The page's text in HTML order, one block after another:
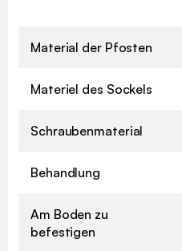
Material der Pfosten
Materiel des Sockels
Schraubenmaterial
Behandlung
Am Boden zu
befestigen